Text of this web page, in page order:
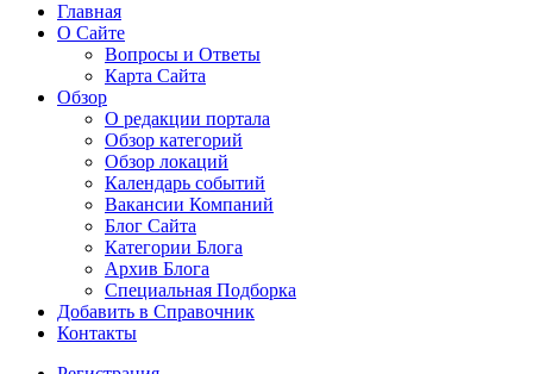
Главная
О Сайте
Вопросы и Ответы
Карта Сайта
Обзор
О редакции портала
Обзор категорий
Обзор локаций
Календарь событий
Вакансии Компаний
Блог Сайта
Категории Блога
Архив Блога
Специальная Подборка
Добавить в Справочник
Контакты